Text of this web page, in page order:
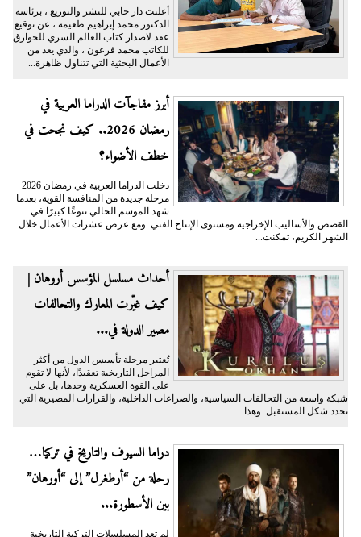
أعلنت دار حابي للنشر والتوزيع ، برئاسة
الدكتور محمد إبراهيم طعيمة ، عن توقيع
عقد لاصدار كتاب العالم السري للخوارق
للكاتب محمد فرعون ، والذي يعد من
الأعمال البحثية التي تتناول ظاهرة...
أبرز مفاجآت الدراما العربية في
رمضان 2026.. كيف نجحت في
خطف الأضواء؟
دخلت الدراما العربية في رمضان 2026
مرحلة جديدة من المنافسة القوية، بعدما
شهد الموسم الحالي تنوعًا كبيرًا في
القصص والأساليب الإخراجية ومستوى الإنتاج الفني. ومع عرض عشرات الأعمال خلال
الشهر الكريم، تمكنت...
أحداث مسلسل المؤسس أروهان |
كيف غيّرت المعارك والتحالفات
مصير الدولة في...
تُعتبر مرحلة تأسيس الدول من أكثر
المراحل التاريخية تعقيدًا، لأنها لا تقوم
على القوة العسكرية وحدها، بل على
شبكة واسعة من التحالفات السياسية، والصراعات الداخلية، والقرارات المصيرية التي
تحدد شكل المستقبل. وهذا...
دراما السيوف والتاريخ في تركيا…
رحلة من “أرطغرل” إلى “أورهان”
بين الأسطورة...
لم تعد المسلسلات التركية التاريخية